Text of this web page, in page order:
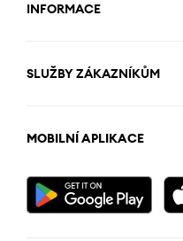
INFORMACE
SLUŽBY ZÁKAZNÍKŮM
MOBILNÍ APLIKACE